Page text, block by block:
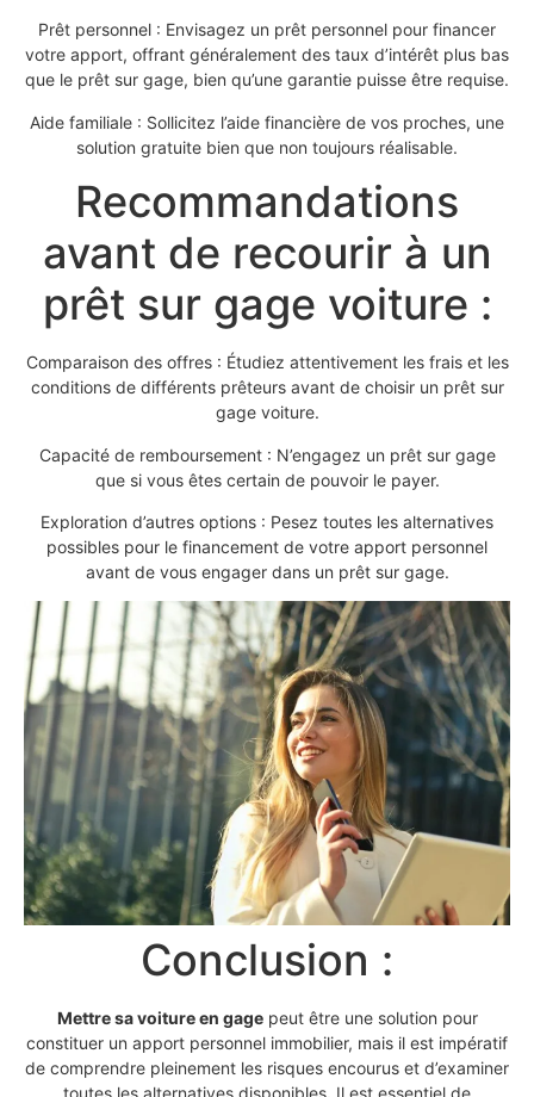
Prêt personnel : Envisagez un prêt personnel pour financer
votre apport, offrant généralement des taux d’intérêt plus bas
que le prêt sur gage, bien qu’une garantie puisse être requise.
Aide familiale : Sollicitez l’aide financière de vos proches, une
solution gratuite bien que non toujours réalisable.
Recommandations
avant de recourir à un
prêt sur gage voiture :
Comparaison des offres : Étudiez attentivement les frais et les
conditions de différents prêteurs avant de choisir un prêt sur
gage voiture.
Capacité de remboursement : N’engagez un prêt sur gage
que si vous êtes certain de pouvoir le payer.
Exploration d’autres options : Pesez toutes les alternatives
possibles pour le financement de votre apport personnel
avant de vous engager dans un prêt sur gage.
Conclusion :
Mettre sa voiture en gagepeut être une solution pour
constituer un apport personnel immobilier, mais il est impératif
de comprendre pleinement les risques encourus et d’examiner